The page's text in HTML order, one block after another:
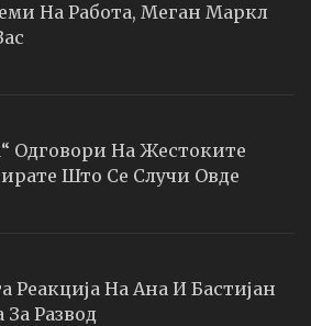
На Работа, Меган Маркл
Одговори На Жестоките
Што Се Случи Овде
Реакција На Ана И Бастијан
Развод